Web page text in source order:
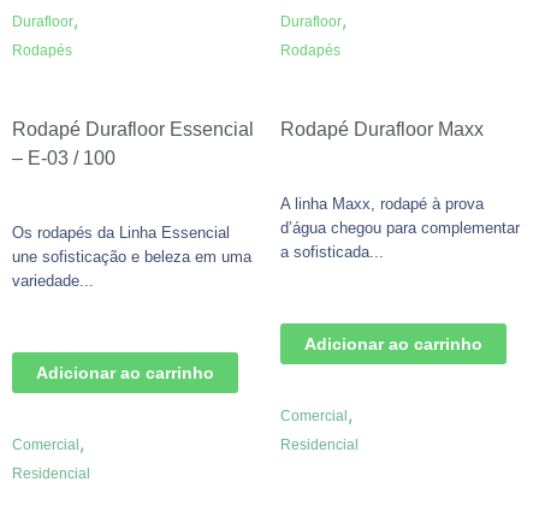
Durafloor,
Rodapés
Rodapé Durafloor Essencial
– E-03 / 100
Os rodapés da Linha Essencial
une sofisticação e beleza em uma
variedade...
Adicionar ao carrinho
Comercial ,
Residencial
Durafloor,
Rodapés
Rodapé Durafloor Maxx
A linha Maxx, rodapé à prova
d’água chegou para complementar
a sofisticada...
Adicionar ao carrinho
Comercial ,
Residencial